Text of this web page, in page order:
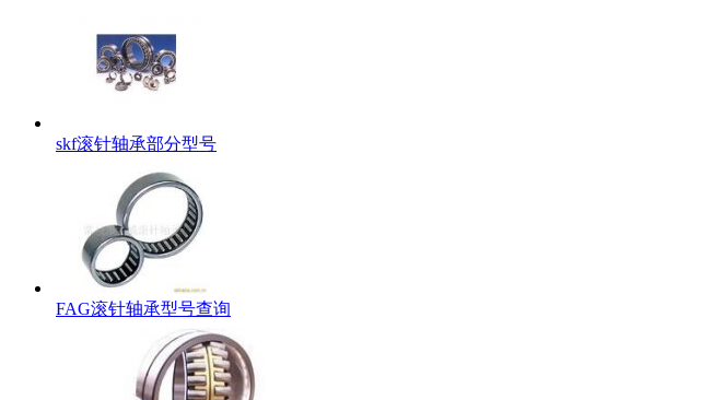
skf滚针轴承部分型号
FAG滚针轴承型号查询